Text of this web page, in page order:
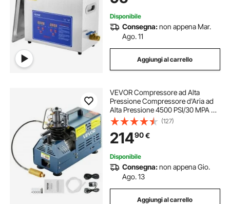
Disponibile
Consegna:non appena Mar.
Ago. 11
Aggiungi al carrello
VEVOR Compressore ad Alta
Pressione Compressore d'Aria ad
Alta Pressione 4500 PSI/30 MPA da
1800 W 220 V per Carabina da
Paintball, PCP, Bombola da
Immersione con Scarico
Automatico
(127)
21490€
Disponibile
Consegna:non appena Gio.
Ago. 13
Aggiungi al carrello